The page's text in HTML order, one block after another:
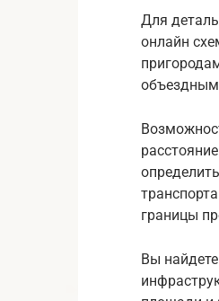
Для
онлайн
границы
Вы